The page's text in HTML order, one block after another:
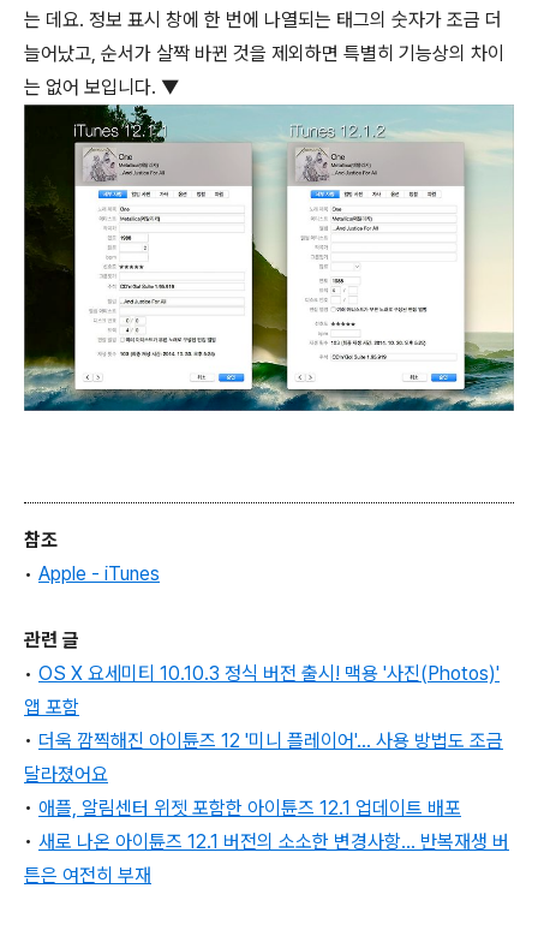
는 데요. 정보 표시 창에 한 번에 나열되는 태그의 숫자가 조금 더
늘어났고, 순서가 살짝 바뀐 것을 제외하면 특별히 기능상의 차이
는 없어 보입니다. ▼
참조
• Apple - iTunes
관련 글
• OS X 요세미티 10.10.3 정식 버전 출시! 맥용 '사진(Photos)'
앱 포함
• 더욱 깜찍해진 아이튠즈 12 '미니 플레이어'... 사용 방법도 조금
달라졌어요
• 애플, 알림센터 위젯 포함한 아이튠즈 12.1 업데이트 배포
• 새로 나온 아이튠즈 12.1 버전의 소소한 변경사항... 반복재생 버
튼은 여전히 부재